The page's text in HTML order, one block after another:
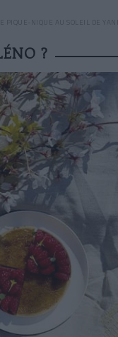
PIQUE-NIQUE AU SOLEIL DE
?